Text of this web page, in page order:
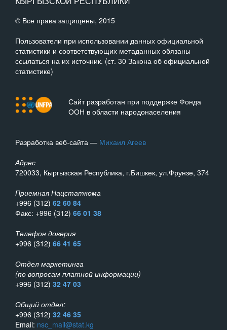
© Все права защищены, 2015
Пользователи при использовании данных официальной
статистики и соответствующих метаданных обязаны
ссылаться на их источник. (ст. 30 Закона об официальной
статистике)
Сайт разработан при поддержке Фонда
ООН в области народонаселения
Разработка веб-сайта — Михаил Агеев
Адрес
720033, Кыргызская Республика, г.Бишкек, ул.Фрунзе, 374
Приемная Нацстаткома
+996 (312) 62 60 84
Факс: +996 (312) 66 01 38
Телефон доверия
+996 (312) 66 41 65
Отдел маркетинга
(по вопросам платной информации)
+996 (312) 32 47 03
Общий отдел:
+996 (312) 32 46 35
Email: nsc_mail@stat.kg